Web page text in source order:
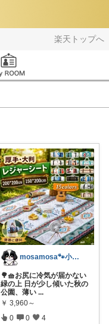
楽天トップへ
mosamosa🐾小さめバッグの日々✨
🌳🧺お尻に冷気が届かない
緑の上 日が少し傾いた秋の
公園、薄い ...
￥ 3,960～
0 0 4